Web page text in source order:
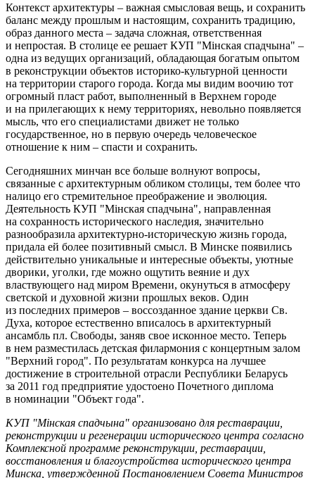
Контекст архитектуры – важная смысловая вещь, и сохранить
баланс между прошлым и настоящим, сохранить традицию,
образ данного места – задача сложная, ответственная
и непростая. В столице ее решает КУП "Мінская спадчына" –
одна из ведущих организаций, обладающая богатым опытом
в реконструкции объектов историко-культурной ценности
на территории старого города. Когда мы видим воочию тот
огромный пласт работ, выполненный в Верхнем городе
и на прилегающих к нему территориях, невольно появляется
мысль, что его специалистами движет не только
государственное, но в первую очередь человеческое
отношение к ним – спасти и сохранить.
Сегодняшних минчан все больше волнуют вопросы,
связанные с архитектурным обликом столицы, тем более что
налицо его стремительное преображение и эволюция.
Деятельность КУП "Мінская спадчына", направленная
на сохранность исторического наследия, значительно
разнообразила архитектурно-историческую жизнь города,
придала ей более позитивный смысл. В Минске появились
действительно уникальные и интересные объекты, уютные
дворики, уголки, где можно ощутить веяние и дух
властвующего над миром Времени, окунуться в атмосферу
светской и духовной жизни прошлых веков. Один
из последних примеров – воссозданное здание церкви Св.
Духа, которое естественно вписалось в архитектурный
ансамбль пл. Свободы, заняв свое исконное место. Теперь
в нем разместилась детская филармония с концертным залом
"Верхний город". По результатам конкурса на лучшее
достижение в строительной отрасли Республики Беларусь
за 2011 год предприятие удостоено Почетного диплома
в номинации "Объект года".
КУП "Мінская спадчына" организовано для реставрации,
реконструкции и регенерации исторического центра согласно
Комплексной программе реконструкции, реставрации,
восстановления и благоустройства исторического центра
Минска, утвержденной Постановлением Совета Министров